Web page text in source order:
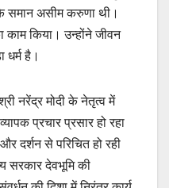
समान असीम करुणा थी।
किया। उन्होंने जीवन
धर्म है।
नरेंद्र मोदी के नेतृत्व में
प्रचार प्रसार हो रहा
दर्शन से परिचित हो रही
सरकार देवभूमि की